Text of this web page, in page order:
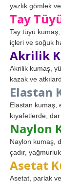
yazlık gömlek
Tay
Tay tüyü
içleri ve soğuk
Akrilik
Akrilik kumaş,
kazak ve
Elastan
Elastan kumaş,
kıyafetlerde,
Naylon
Naylon kumaş,
çadır,
Asetat
Asetat, parlak